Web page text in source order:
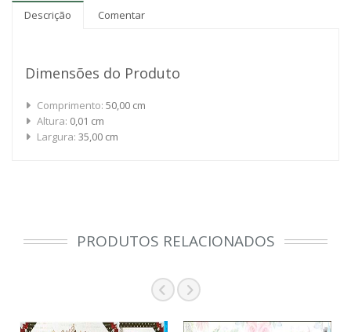
Descrição Comentar
Dimensões do Produto
Comprimento: 50,00 cm
Altura: 0,01 cm
Largura: 35,00 cm
PRODUTOS RELACIONADOS